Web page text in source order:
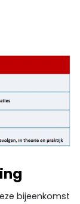
bijeenkomst